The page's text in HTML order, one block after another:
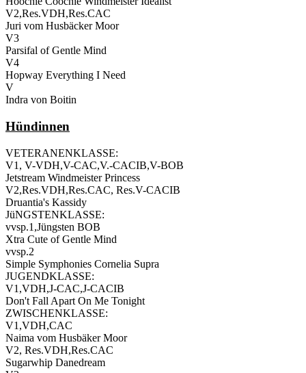
V2,Res.VDH,Res.CAC
Juri vom Husbäcker Moor
V3
Parsifal of Gentle Mind
V4
Hopway Everything I Need
V
Indra von Boitin
Hündinnen
VETERANENKLASSE:
V1, V-VDH,V-CAC,V.-CACIB,V-BOB
Jetstream Windmeister Princess
V2,Res.VDH,Res.CAC, Res.V-CACIB
Druantia's Kassidy
JüNGSTENKLASSE:
vvsp.1,Jüngsten BOB
Xtra Cute of Gentle Mind
vvsp.2
Simple Symphonies Cornelia Supra
JUGENDKLASSE:
V1,VDH,J-CAC,J-CACIB
Don't Fall Apart On Me Tonight
ZWISCHENKLASSE:
V1,VDH,CAC
Naima vom Husbäker Moor
V2, Res.VDH,Res.CAC
Sugarwhip Danedream